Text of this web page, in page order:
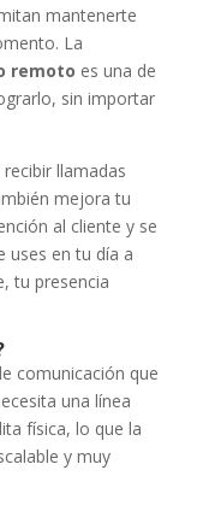
mantenerte
La
remoto es una de
sin importar
llamadas
mejora tu
al cliente y se
uses en tu día a
tu presencia
comunicación que
una línea
física, lo que la
y muy